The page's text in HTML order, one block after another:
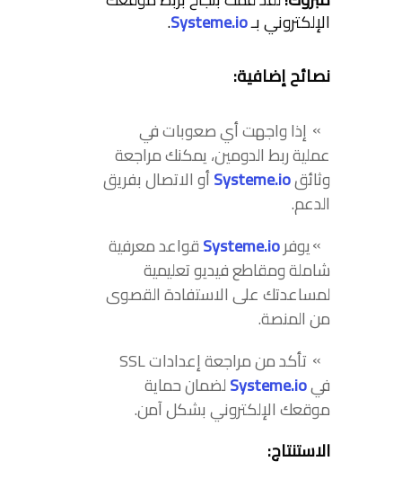
الإلكتروني بـSysteme.io
.
نصائح إضافية:
إذا واجهت أي صعوبات في
عملية ربط الدومين، يمكنك مراجعة
وثائقSysteme.ioأو الاتصال بفريق
الدعم.
يوفرSysteme.ioقواعد معرفية
شاملة ومقاطع فيديو تعليمية
لمساعدتك على الاستفادة القصوى
من المنصة.
تأكد من مراجعة إعدادات SSL
فيSysteme.ioلضمان حماية
موقعك الإلكتروني بشكل آمن.
الاستنتاج: